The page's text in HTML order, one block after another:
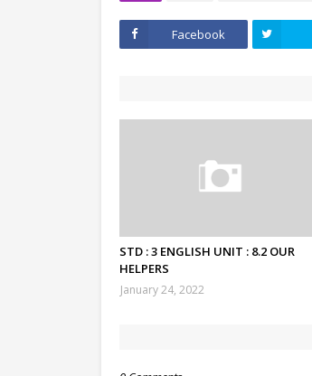
Facebook
STD : 3 ENGLISH UNIT : 8.2 OUR
HELPERS
January 24, 2022